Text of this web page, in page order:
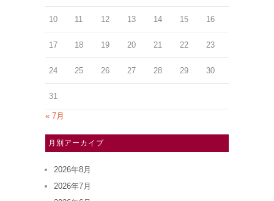
10 11 12 13 14 15 16
17 18 19 20 21 22 23
24 25 26 27 28 29 30
31
« 7月
月別アーカイブ
2026年8月
2026年7月